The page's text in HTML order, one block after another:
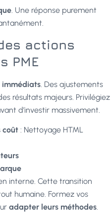
. Une réponse purement
actions
PME
immédiats. Des ajustements
résultats majeurs. Privilégiez
d’investir massivement.
coût : Nettoyage HTML
interne. Cette transition
humaine. Formez vos
adapter leurs méthodes.